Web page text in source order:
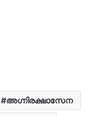
അഗ്നിരക്ഷാസേന